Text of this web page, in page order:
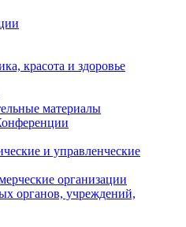
красота и здоровье
материалы
и управленческие
организации
органов, учреждений,